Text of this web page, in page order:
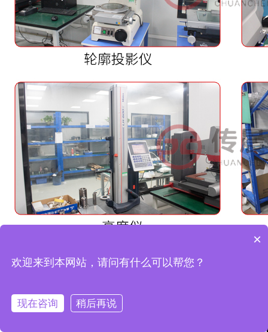
×
欢迎来到本网站，请问有什么可以帮您？
现在咨询 稍后再说